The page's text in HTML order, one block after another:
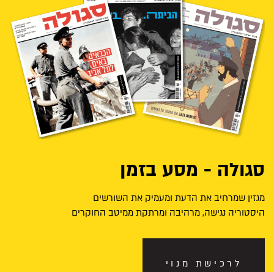
סגולה - מסע בזמן
מגזין שמרחיב את הדעת ומעמיק את השורשים
היסטוריה נגישה, מרהיבה ומרתקת ממיטב החוקרים
לרכישת מנוי